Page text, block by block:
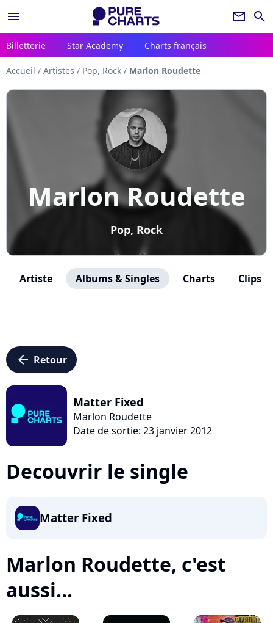
menu newsletter search
Billetterie Star Academy Charts français
Accueil / Artistes / Pop, Rock / Marlon Roudette
Marlon Roudette
Pop, Rock
Artiste Albums & Singles Charts Clips
arrow_left Retour
Matter Fixed
Marlon Roudette
Date de sortie: 23 janvier 2012
Decouvrir le single
Matter Fixed
Marlon Roudette, c'est
aussi...